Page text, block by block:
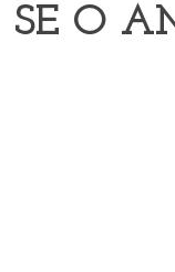
SE O